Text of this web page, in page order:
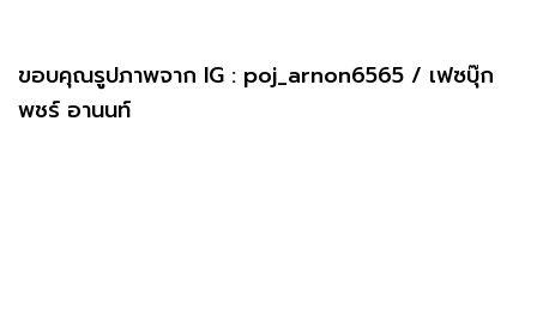
ขอบคุณรูปภาพจาก IG : poj_arnon6565 / เฟซบุ๊ก
พชร์ อานนท์